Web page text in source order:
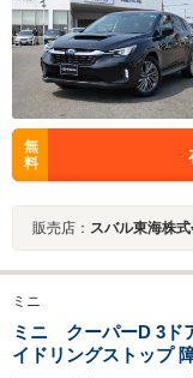
無
料
販売店： スバル東海株
ミニ
ミニ クーパーD 3ド